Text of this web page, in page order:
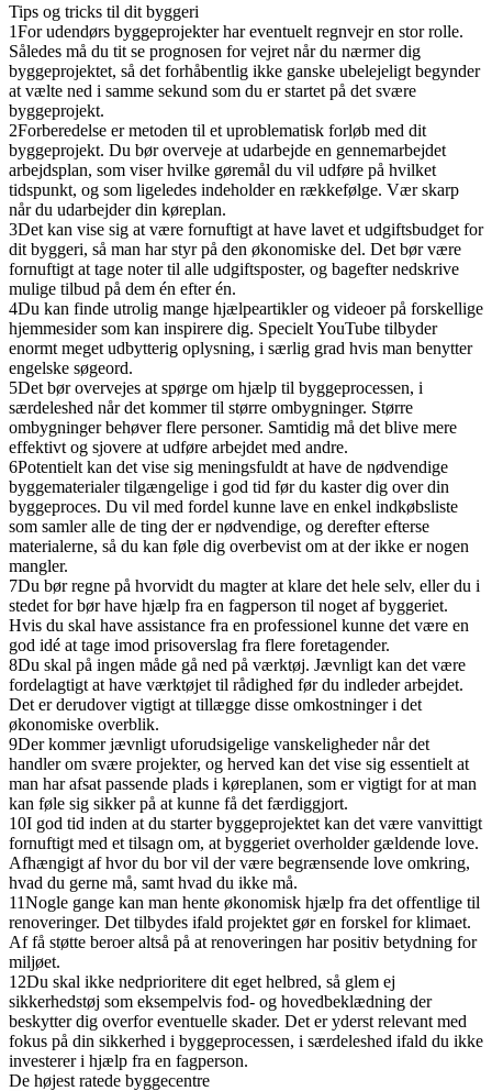
Tips og tricks til dit byggeri
1For udendørs byggeprojekter har eventuelt regnvejr en stor rolle.
Således må du tit se prognosen for vejret når du nærmer dig
byggeprojektet, så det forhåbentlig ikke ganske ubelejeligt begynder
at vælte ned i samme sekund som du er startet på det svære
byggeprojekt.
2Forberedelse er metoden til et uproblematisk forløb med dit
byggeprojekt. Du bør overveje at udarbejde en gennemarbejdet
arbejdsplan, som viser hvilke gøremål du vil udføre på hvilket
tidspunkt, og som ligeledes indeholder en rækkefølge. Vær skarp
når du udarbejder din køreplan.
3Det kan vise sig at være fornuftigt at have lavet et udgiftsbudget for
dit byggeri, så man har styr på den økonomiske del. Det bør være
fornuftigt at tage noter til alle udgiftsposter, og bagefter nedskrive
mulige tilbud på dem én efter én.
4Du kan finde utrolig mange hjælpeartikler og videoer på forskellige
hjemmesider som kan inspirere dig. Specielt YouTube tilbyder
enormt meget udbytterig oplysning, i særlig grad hvis man benytter
engelske søgeord.
5Det bør overvejes at spørge om hjælp til byggeprocessen, i
særdeleshed når det kommer til større ombygninger. Større
ombygninger behøver flere personer. Samtidig må det blive mere
effektivt og sjovere at udføre arbejdet med andre.
6Potentielt kan det vise sig meningsfuldt at have de nødvendige
byggematerialer tilgængelige i god tid før du kaster dig over din
byggeproces. Du vil med fordel kunne lave en enkel indkøbsliste
som samler alle de ting der er nødvendige, og derefter efterse
materialerne, så du kan føle dig overbevist om at der ikke er nogen
mangler.
7Du bør regne på hvorvidt du magter at klare det hele selv, eller du i
stedet for bør have hjælp fra en fagperson til noget af byggeriet.
Hvis du skal have assistance fra en professionel kunne det være en
god idé at tage imod prisoverslag fra flere foretagender.
8Du skal på ingen måde gå ned på værktøj. Jævnligt kan det være
fordelagtigt at have værktøjet til rådighed før du indleder arbejdet.
Det er derudover vigtigt at tillægge disse omkostninger i det
økonomiske overblik.
9Der kommer jævnligt uforudsigelige vanskeligheder når det
handler om svære projekter, og herved kan det vise sig essentielt at
man har afsat passende plads i køreplanen, som er vigtigt for at man
kan føle sig sikker på at kunne få det færdiggjort.
10I god tid inden at du starter byggeprojektet kan det være vanvittigt
fornuftigt med et tilsagn om, at byggeriet overholder gældende love.
Afhængigt af hvor du bor vil der være begrænsende love omkring,
hvad du gerne må, samt hvad du ikke må.
11Nogle gange kan man hente økonomisk hjælp fra det offentlige til
renoveringer. Det tilbydes ifald projektet gør en forskel for klimaet.
Af få støtte beroer altså på at renoveringen har positiv betydning for
miljøet.
12Du skal ikke nedprioritere dit eget helbred, så glem ej
sikkerhedstøj som eksempelvis fod- og hovedbeklædning der
beskytter dig overfor eventuelle skader. Det er yderst relevant med
fokus på din sikkerhed i byggeprocessen, i særdeleshed ifald du ikke
investerer i hjælp fra en fagperson.
De højest ratede byggecentre